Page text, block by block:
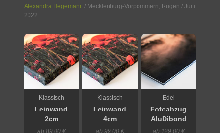
Alexandra Hegemann / Mecklenburg-Vorpommern, Rügen / Juni
2022
Klassisch
Leinwand
2cm
ab 89,00 €
Klassisch
Leinwand
4cm
ab 99,00 €
Edel
Fotoabzug
AluDibond
ab 129,00 €